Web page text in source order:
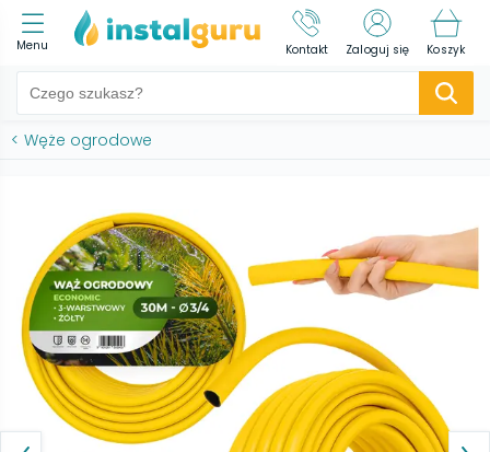
Menu Kontakt Zaloguj się Koszyk
< Węże ogrodowe